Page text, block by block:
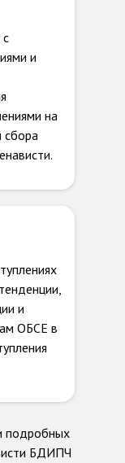
и
на
сбора
и
ОБСЕ в
подробных
БДИПЧ